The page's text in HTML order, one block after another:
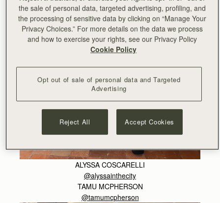
ALYSSA COSCARELLI
@alyssainthecity
TAMU MCPHERSON
@tamumcpherson
the sale of personal data, targeted advertising, profiling, and
the processing of sensitive data by clicking on “Manage Your
Privacy Choices.” For more details on the data we process
and how to exercise your rights, see our Privacy Policy
Cookie Policy
Opt out of sale of personal data and Targeted
Advertising
Reject All Accept Cookies